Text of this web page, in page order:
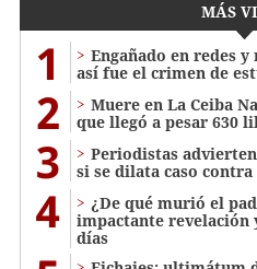
MÁS
1
Engañado en redes
así fue el crimen de
2
Muere en La Ceiba
que llegó a pesar 630
3
Periodistas
si se dilata caso
4
¿De qué murió el
impactante revelación
días